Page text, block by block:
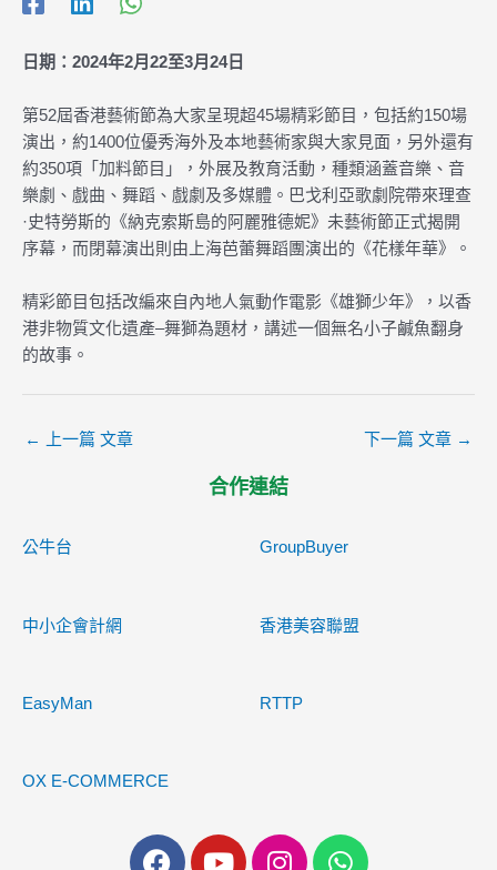
日期：2024年2月22至3月24日
第52屆香港藝術節為大家呈現超45場精彩節目，包括約150場
演出，約1400位優秀海外及本地藝術家與大家見面，另外還有
約350項「加料節目」，外展及教育活動，種類涵蓋音樂、音
樂劇、戲曲、舞蹈、戲劇及多媒體。巴戈利亞歌劇院帶來理查
·史特勞斯的《納克索斯島的阿麗雅德妮》未藝術節正式揭開
序幕，而閉幕演出則由上海芭蕾舞蹈團演出的《花樣年華》。
精彩節目包括改編來自內地人氣動作電影《雄獅少年》，以香
港非物質文化遺產–舞獅為題材，講述一個無名小子鹹魚翻身
的故事。
← 上一篇 文章 下一篇 文章 →
合作連結
公牛台 GroupBuyer
中小企會計網 香港美容聯盟
EasyMan RTTP
OX E-COMMERCE
F
Y
I
W